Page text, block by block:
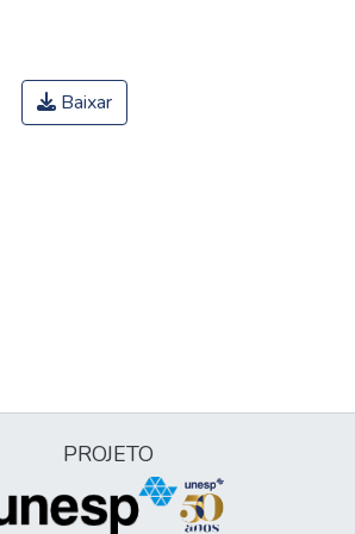
Baixar
PROJETO